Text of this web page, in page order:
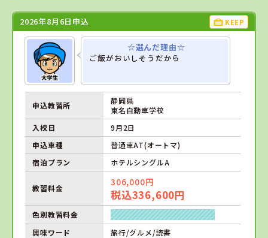
2026年8月6日申込 KEEP
☆選んだ理由☆
ご飯がおいしそうだから
申込教習所
静岡県
東名自動車学校
入校日
9月2日
申込車種
普通車AT(オートマ)
宿泊プラン
ホテルシングルA
教習料金
306,000円
税込336,600円
色別教習料金
興味ワード
旅行/グルメ/読書